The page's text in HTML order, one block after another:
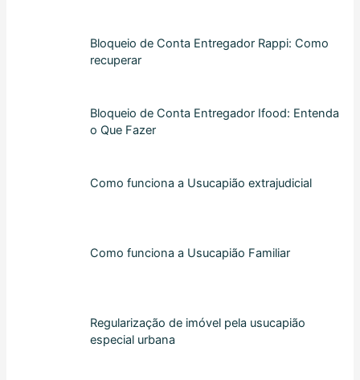
Bloqueio de Conta Entregador Rappi: Como
recuperar
Bloqueio de Conta Entregador Ifood: Entenda
o Que Fazer
Como funciona a Usucapião extrajudicial
Como funciona a Usucapião Familiar
Regularização de imóvel pela usucapião
especial urbana